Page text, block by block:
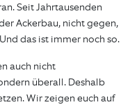
Seit Jahrtausenden
Ackerbau, nicht gegen,
das ist immer noch so.
auch nicht
überall. Deshalb
Wir zeigen euch auf